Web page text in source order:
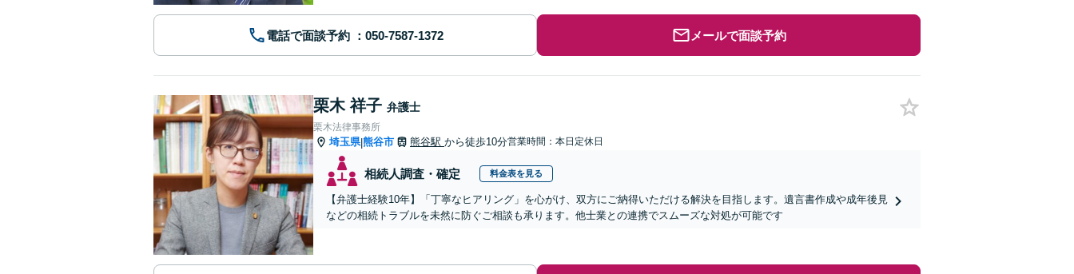
電話で面談予約 メールで面談予約
栗木 祥子 弁護士
栗木法律事務所
埼玉県|熊谷市 熊谷駅 から徒歩10分営業時間：本日定休日
相続人調査・確定 料金表を見る
【弁護士経験10年】「丁寧なヒアリング」を心がけ、双方にご納得いただける解決を目指します。遺言書作成や成年後見
などの相続トラブルを未然に防ぐご相談も承ります。他士業との連携でスムーズな対処が可能です